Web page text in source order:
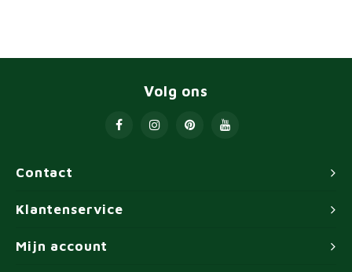
Contact
Volg ons
Klantenservice
Mijn account